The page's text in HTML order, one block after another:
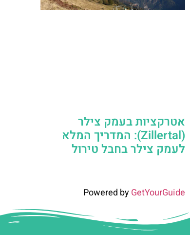
אטרקציות בעמק צילר
(Zillertal): המדריך המלא
לעמק צילר בחבל טירול
Powered byGetYourGuide